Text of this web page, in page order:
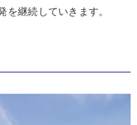
を継続していきます。